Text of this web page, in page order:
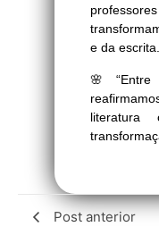
e da escrita.
🌸 “Entre
literatura
Post anterior